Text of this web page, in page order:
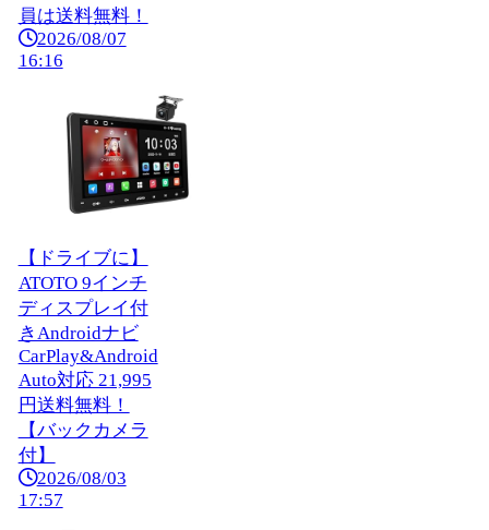
員は送料無料！
2026/08/07
16:16
【ドライブに】
ATOTO 9インチ
ディスプレイ付
きAndroidナビ
CarPlay&Android
Auto対応 21,995
円送料無料！
【バックカメラ
付】
2026/08/03
17:57